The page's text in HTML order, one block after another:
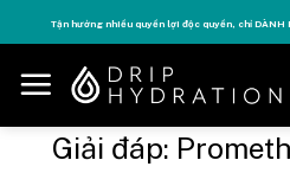
to
content
Tận hưởng nhiều quyền lợi độc quyền, chỉ DÀNH
Giải đáp: